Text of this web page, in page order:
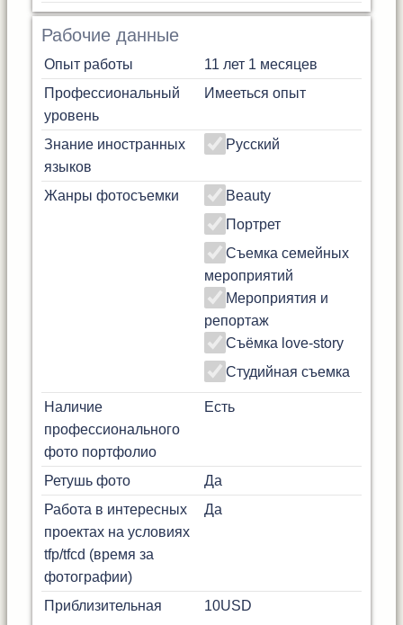
Рабочие данные
Опыт работы
11 лет 1 месяцев
Профессиональный
уровень
Имееться опыт
Знание иностранных
языков
Русский
Жанры фотосъемки
Beauty
Портрет
Съемка семейных
мероприятий
Мероприятия и
репортаж
Съёмка love-story
Студийная съемка
Наличие
профессионального
фото портфолио
Есть
Ретушь фото
Да
Работа в интересных
проектах на условиях
tfp/tfcd (время за
фотографии)
Да
Приблизительная
10USD